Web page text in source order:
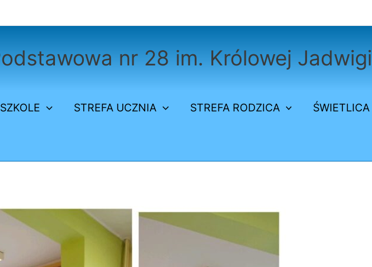
nr 28 im. Królowej Jadwigi
STREFA UCZNIA STREFA RODZICA ŚWIETLICA